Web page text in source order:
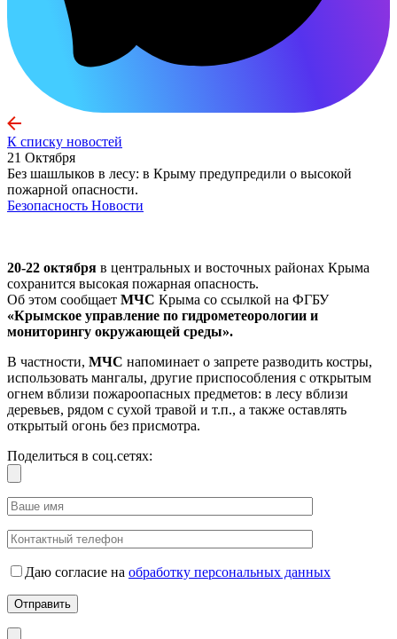
К списку новостей
21 Октября
Без шашлыков в лесу: в Крыму предупредили о высокой
пожарной опасности.
Безопасность Новости
20-22 октября в центральных и восточных районах Крыма
сохранится высокая пожарная опасность.
Об этом сообщает МЧС Крыма со ссылкой на ФГБУ
«Крымское управление по гидрометеорологии и
мониторингу окружающей среды».
В частности, МЧС напоминает о запрете разводить костры,
использовать мангалы, другие приспособления с открытым
огнем вблизи пожароопасных предметов: в лесу вблизи
деревьев, рядом с сухой травой и т.п., а также оставлять
открытый огонь без присмотра.
Поделиться в соц.сетях:
Даю согласие на обработку персональных данных